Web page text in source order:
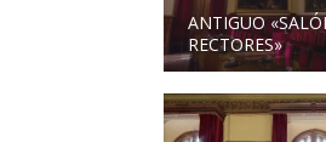
ANTIGUO
RECTORES»